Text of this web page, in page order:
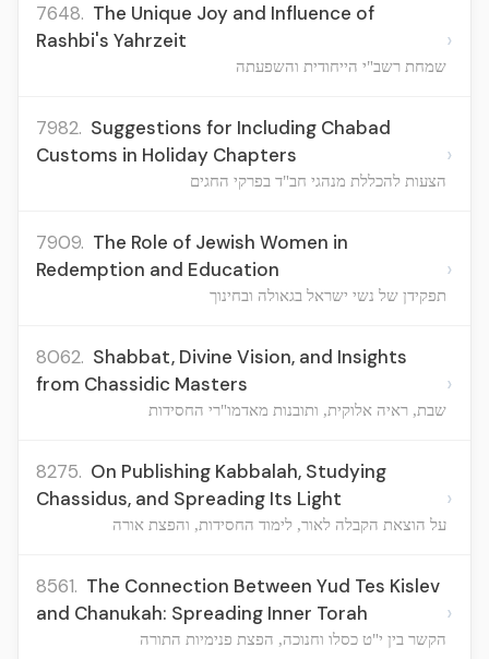
7648. The Unique Joy and Influence of
Rashbi's Yahrzeit
שמחת רשב"י הייחודית והשפעתה
›
7982. Suggestions for Including Chabad
Customs in Holiday Chapters
הצעות להכללת מנהגי חב"ד בפרקי החגים
›
7909. The Role of Jewish Women in
Redemption and Education
תפקידן של נשי ישראל בגאולה ובחינוך
›
8062. Shabbat, Divine Vision, and Insights
from Chassidic Masters
שבת, ראיה אלוקית, ותובנות מאדמו"רי החסידות
›
8275. On Publishing Kabbalah, Studying
Chassidus, and Spreading Its Light
על הוצאת הקבלה לאור, לימוד החסידות, והפצת אורה
›
8561. The Connection Between Yud Tes Kislev
and Chanukah: Spreading Inner Torah
הקשר בין י"ט כסלו וחנוכה, הפצת פנימיות התורה
›